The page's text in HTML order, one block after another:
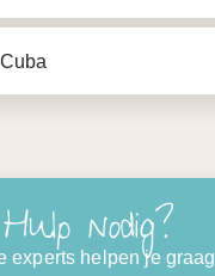
Hulp nodig?
experts helpen je graag